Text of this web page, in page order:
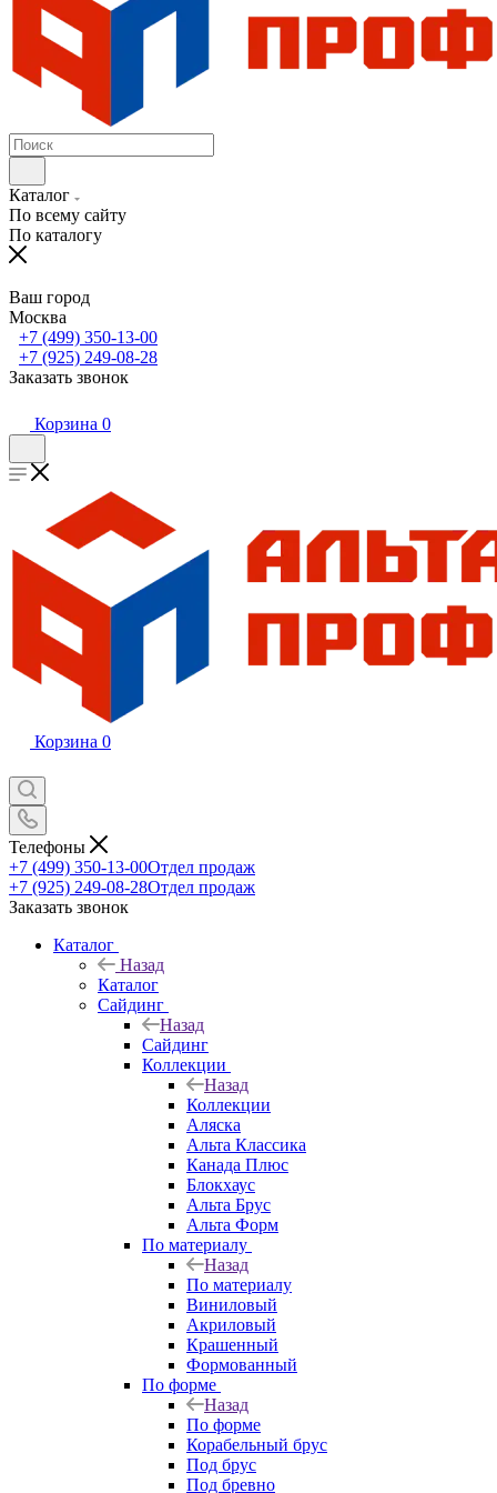
Каталог
По всему сайту
По каталогу
Ваш город
Москва
+7 (499) 350-13-00
+7 (925) 249-08-28
Заказать звонок
Корзина 0
Корзина 0
Телефоны
+7 (499) 350-13-00Отдел продаж
+7 (925) 249-08-28Отдел продаж
Заказать звонок
Каталог
Назад
Каталог
Сайдинг
Назад
Сайдинг
Коллекции
Назад
Коллекции
Аляска
Альта Классика
Канада Плюс
Блокхаус
Альта Брус
Альта Форм
По материалу
Назад
По материалу
Виниловый
Акриловый
Крашенный
Формованный
По форме
Назад
По форме
Корабельный брус
Под брус
Под бревно